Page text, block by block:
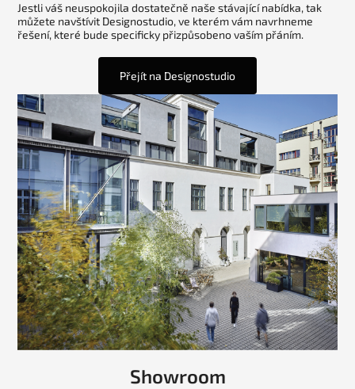
Jestli váš neuspokojila dostatečně naše stávající nabídka, tak
můžete navštívit Designostudio, ve kterém vám navrhneme
řešení, které bude specificky přizpůsobeno vaším přáním.
Přejít na Designostudio
Showroom